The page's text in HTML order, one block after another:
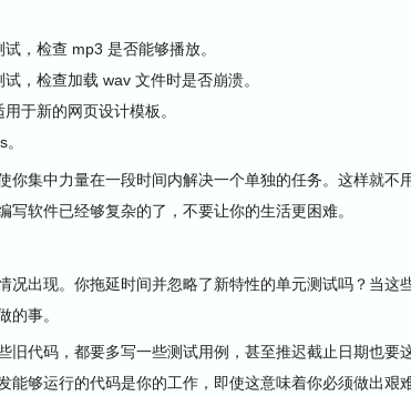
，检查 mp3 是否能够播放。
，检查加载 wav 文件时是否崩溃。
于新的网页设计模板。
集中力量在一段时间内解决一个单独的任务。这样就不
软件已经够复杂的了，不要让你的生活更困难。
出现。你拖延时间并忽略了新特性的单元测试吗？当这
事。
代码，都要多写一些测试用例，甚至推迟截止日期也要
能够运行的代码是你的工作，即使这意味着你必须做出艰